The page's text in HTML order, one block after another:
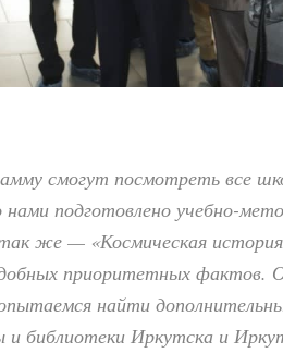
смогут посмотреть все
подготовлено учебно-
же — «Космическая
приоритетных фактов.
найти
библиотеки Иркутска и